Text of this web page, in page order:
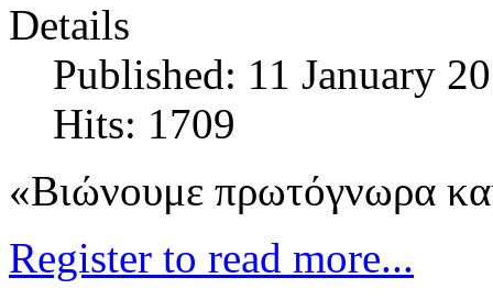
Details
Published: 11 January
Hits: 1709
«Βιώνουμε πρωτόγνωρα
Register to read more...